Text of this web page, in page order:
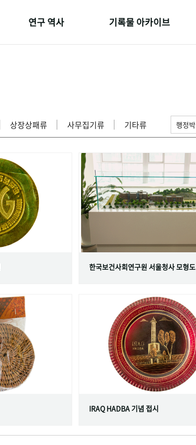
연구 역사
간행물 변천사
기록물 아카이브
영상 기록물
상장상패류 사무집기류 기타류
한국보건사회연구원 서울청사 모형도
IRAQ HADBA 기념 접시